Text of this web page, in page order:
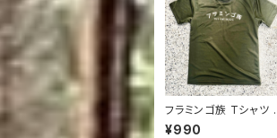
フラミンゴ族 Tシャツ
D GREEN
¥990